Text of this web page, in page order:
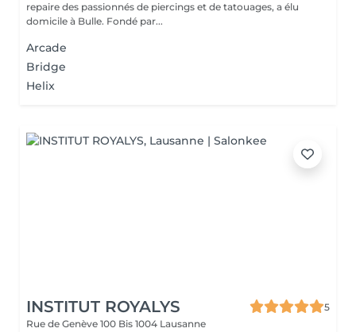
repaire des passionnés de piercings et de tatouages, a élu
domicile à Bulle. Fondé par...
Arcade
Bridge
Helix
INSTITUT ROYALYS
5
Rue de Genève 100 Bis 1004 Lausanne